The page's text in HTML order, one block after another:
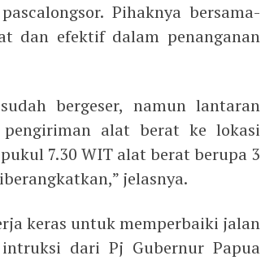
Pihaknya bersama-
dan efektif dalam penanganan
bergeser, namun lantaran
alat berat ke lokasi
7.30 WIT alat berat berupa 3
jelasnya.
keras untuk memperbaiki jalan
dari Pj Gubernur Papua